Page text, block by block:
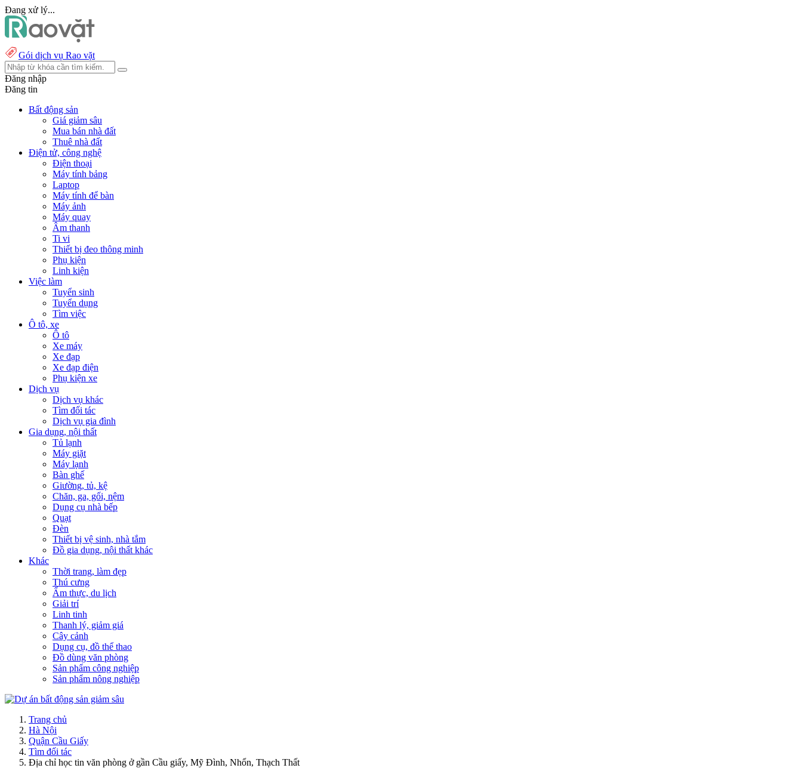
Đang xử lý...
Gói dịch vụ Rao vặt
Đăng nhập
Đăng tin
Bất động sản
Giá giảm sâu
Mua bán nhà đất
Thuê nhà đất
Điện tử, công nghệ
Điện thoại
Máy tính bảng
Laptop
Máy tính để bàn
Máy ảnh
Máy quay
Âm thanh
Ti vi
Thiết bị đeo thông minh
Phụ kiện
Linh kiện
Việc làm
Tuyển sinh
Tuyển dụng
Tìm việc
Ô tô, xe
Ô tô
Xe máy
Xe đạp
Xe đạp điện
Phụ kiện xe
Dịch vụ
Dịch vụ khác
Tìm đối tác
Dịch vụ gia đình
Gia dụng, nội thất
Tủ lạnh
Máy giặt
Máy lạnh
Bàn ghế
Giường, tủ, kệ
Chăn, ga, gối, nệm
Dụng cụ nhà bếp
Quạt
Đèn
Thiết bị vệ sinh, nhà tắm
Đồ gia dụng, nội thất khác
Khác
Thời trang, làm đẹp
Thú cưng
Ẩm thực, du lịch
Giải trí
Linh tinh
Thanh lý, giảm giá
Cây cảnh
Dụng cụ, đồ thể thao
Đồ dùng văn phòng
Sản phẩm công nghiệp
Sản phẩm nông nghiệp
Trang chủ
Hà Nội
Quận Cầu Giấy
Tìm đối tác
Địa chỉ học tin văn phòng ở gần Cầu giấy, Mỹ Đình, Nhổn, Thạch Thất